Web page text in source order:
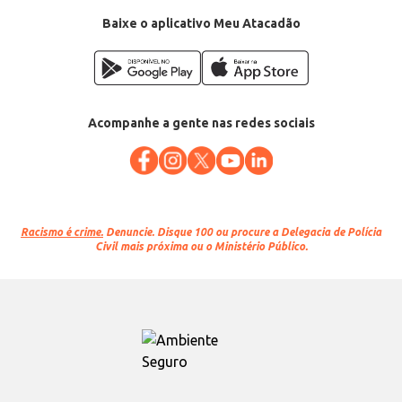
Baixe o aplicativo Meu Atacadão
Acompanhe a gente nas redes sociais
Racismo é crime. Denuncie. Disque 100 ou procure a Delegacia de Polícia
Civil mais próxima ou o Ministério Público.